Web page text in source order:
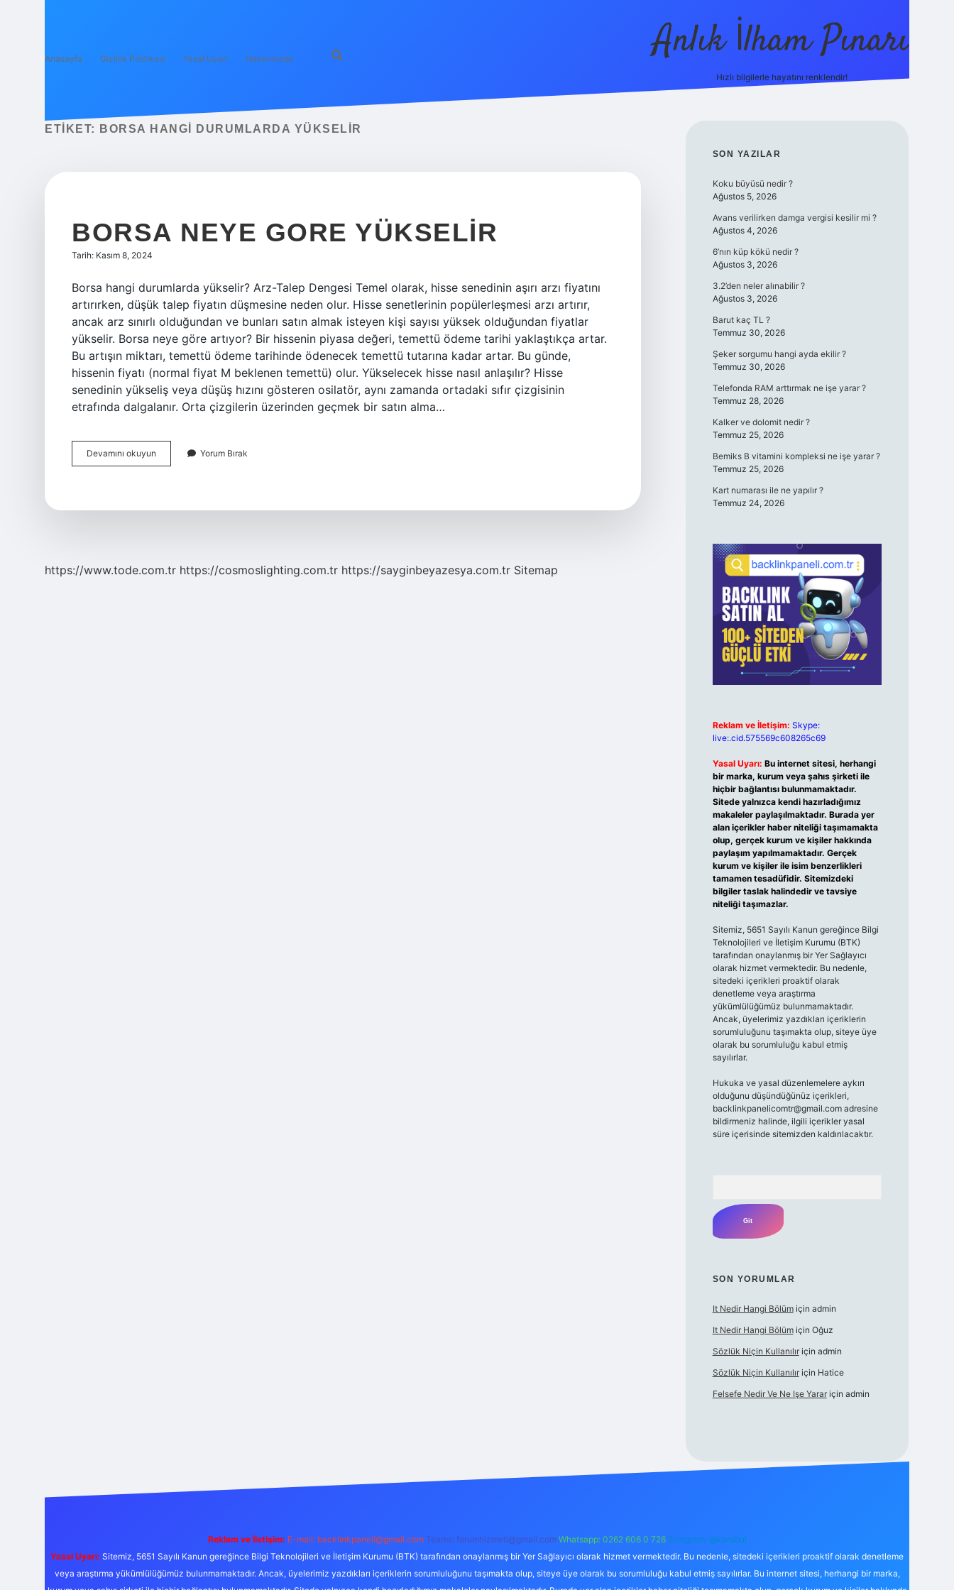
Anasayfa Gizlilik Politikası Yasal Uyarı Hakkımızda Anlık İlham Pınarı
Hızlı bilgilerle hayatını renklendir!
ETIKET: BORSA HANGI DURUMLARDA YÜKSELIR
BORSA NEYE GORE YÜKSELIR
Tarih: Kasım 8, 2024
Borsa hangi durumlarda yükselir? Arz-Talep Dengesi Temel olarak, hisse senedinin aşırı arzı fiyatını
artırırken, düşük talep fiyatın düşmesine neden olur. Hisse senetlerinin popülerleşmesi arzı artırır,
ancak arz sınırlı olduğundan ve bunları satın almak isteyen kişi sayısı yüksek olduğundan fiyatlar
yükselir. Borsa neye göre artıyor? Bir hissenin piyasa değeri, temettü ödeme tarihi yaklaştıkça artar.
Bu artışın miktarı, temettü ödeme tarihinde ödenecek temettü tutarına kadar artar. Bu günde,
hissenin fiyatı (normal fiyat M beklenen temettü) olur. Yükselecek hisse nasıl anlaşılır? Hisse
senedinin yükseliş veya düşüş hızını gösteren osilatör, aynı zamanda ortadaki sıfır çizgisinin
etrafında dalgalanır. Orta çizgilerin üzerinden geçmek bir satın alma…
Devamını okuyun
Neye
Yorum Bırak
https://www.tode.com.tr https://cosmoslighting.com.tr https://sayginbeyazesya.com.tr Sitemap
SIDEBAR
SON YAZILAR
Koku büyüsü nedir ?
Ağustos 5, 2026
Avans verilirken damga vergisi kesilir mi ?
Ağustos 4, 2026
6’nın küp kökü nedir ?
Ağustos 3, 2026
3.2’den neler alınabilir ?
Ağustos 3, 2026
Barut kaç TL ?
Temmuz 30, 2026
Şeker sorgumu hangi ayda ekilir ?
Temmuz 30, 2026
Telefonda RAM arttırmak ne işe yarar ?
Temmuz 28, 2026
Kalker ve dolomit nedir ?
Temmuz 25, 2026
Bemiks B vitamini kompleksi ne işe yarar ?
Temmuz 25, 2026
Kart numarası ile ne yapılır ?
Temmuz 24, 2026
Reklam ve İletişim: Skype:
live:.cid.575569c608265c69
Yasal Uyarı: Bu internet sitesi, herhangi
bir marka, kurum veya şahıs şirketi ile
hiçbir bağlantısı bulunmamaktadır.
Sitede yalnızca kendi hazırladığımız
makaleler paylaşılmaktadır. Burada yer
alan içerikler haber niteliği taşımamakta
olup, gerçek kurum ve kişiler hakkında
paylaşım yapılmamaktadır. Gerçek
kurum ve kişiler ile isim benzerlikleri
tamamen tesadüfidir. Sitemizdeki
bilgiler taslak halindedir ve tavsiye
niteliği taşımazlar.
Sitemiz, 5651 Sayılı Kanun gereğince Bilgi
Teknolojileri ve İletişim Kurumu (BTK)
tarafından onaylanmış bir Yer Sağlayıcı
olarak hizmet vermektedir. Bu nedenle,
sitedeki içerikleri proaktif olarak
denetleme veya araştırma
yükümlülüğümüz bulunmamaktadır.
Ancak, üyelerimiz yazdıkları içeriklerin
sorumluluğunu taşımakta olup, siteye üye
olarak bu sorumluluğu kabul etmiş
sayılırlar.
Hukuka ve yasal düzenlemelere aykırı
olduğunu düşündüğünüz içerikleri,
backlinkpanelicomtr@gmail.comadresine
bildirmeniz halinde, ilgili içerikler yasal
süre içerisinde sitemizden kaldırılacaktır.
SON YORUMLAR
It Nedir Hangi Bölümiçin admin
It Nedir Hangi Bölümiçin Oğuz
Sözlük Niçin Kullanılıriçin admin
Sözlük Niçin Kullanılıriçin Hatice
Felsefe Nedir Ve Ne Işe Yarariçin admin
Reklam ve İletişim: E-mail: backlinkpaneli@gmail.com Teams: forumhizmeti@gmail.com Whatsapp: 0262 606 0 726 Telegram: @karabul
Yasal Uyarı: Sitemiz, 5651 Sayılı Kanun gereğince Bilgi Teknolojileri ve İletişim Kurumu (BTK) tarafından onaylanmış bir Yer Sağlayıcı olarak hizmet vermektedir. Bu nedenle, sitedeki içerikleri proaktif olarak denetleme
veya araştırma yükümlülüğümüz bulunmamaktadır. Ancak, üyelerimiz yazdıkları içeriklerin sorumluluğunu taşımakta olup, siteye üye olarak bu sorumluluğu kabul etmiş sayılırlar. Bu internet sitesi, herhangi bir marka,